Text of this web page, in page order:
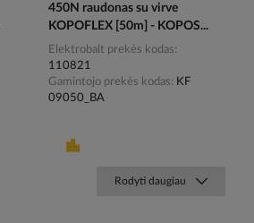
450N raudonas su virve
KOPOFLEX [50m] - KOPOS...
Elektrobalt prekės kodas
110821
Gamintojo prekės kodas
KF
09050_BA
Rodyti daugiau